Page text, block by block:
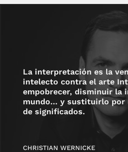
La interpretación es la
intelecto contra el arte
empobrecer, disminuir la
mundo… y sustituirlo por
de significados.
CHRISTIAN WERNICKE